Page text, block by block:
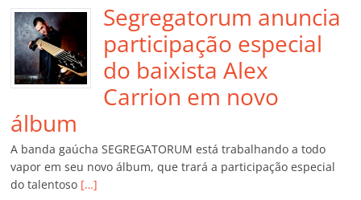
Segregatorum anuncia
participação especial
do baixista Alex
Carrion em novo
álbum
A banda gaúcha SEGREGATORUM está trabalhando a todo
vapor em seu novo álbum, que trará a participação especial
do talentoso […]